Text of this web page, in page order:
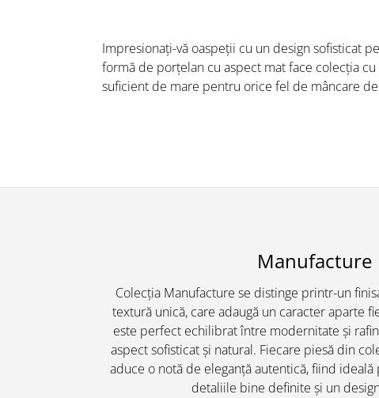
Impresionați-vă oaspeții cu un design sofisticat
formă de porțelan cu aspect mat face colecția
suficient de mare pentru orice fel de mâncare
Manufacture
Colecția Manufacture se distinge printr-un
textură unică, care adaugă un caracter aparte
este perfect echilibrat între modernitate și
aspect sofisticat și natural. Fiecare piesă din
aduce o notă de eleganță autentică, fiind
detaliile bine definite și un